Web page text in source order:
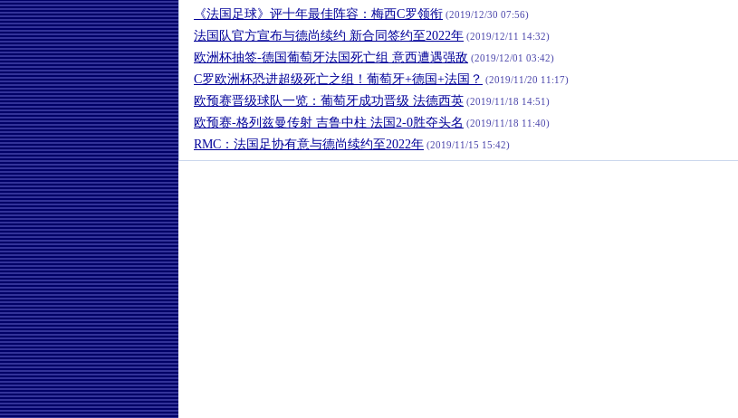
《法国足球》评十年最佳阵容：梅西C罗领衔 (2019/12/30 07:56)
法国队官方宣布与德尚续约 新合同签约至2022年 (2019/12/11 14:32)
欧洲杯抽签-德国葡萄牙法国死亡组 意西遭遇强敌 (2019/12/01 03:42)
C罗欧洲杯恐进超级死亡之组！葡萄牙+德国+法国？ (2019/11/20 11:17)
欧预赛晋级球队一览：葡萄牙成功晋级 法德西英 (2019/11/18 14:51)
欧预赛-格列兹曼传射 吉鲁中柱 法国2-0胜夺头名 (2019/11/18 11:40)
RMC：法国足协有意与德尚续约至2022年 (2019/11/15 15:42)